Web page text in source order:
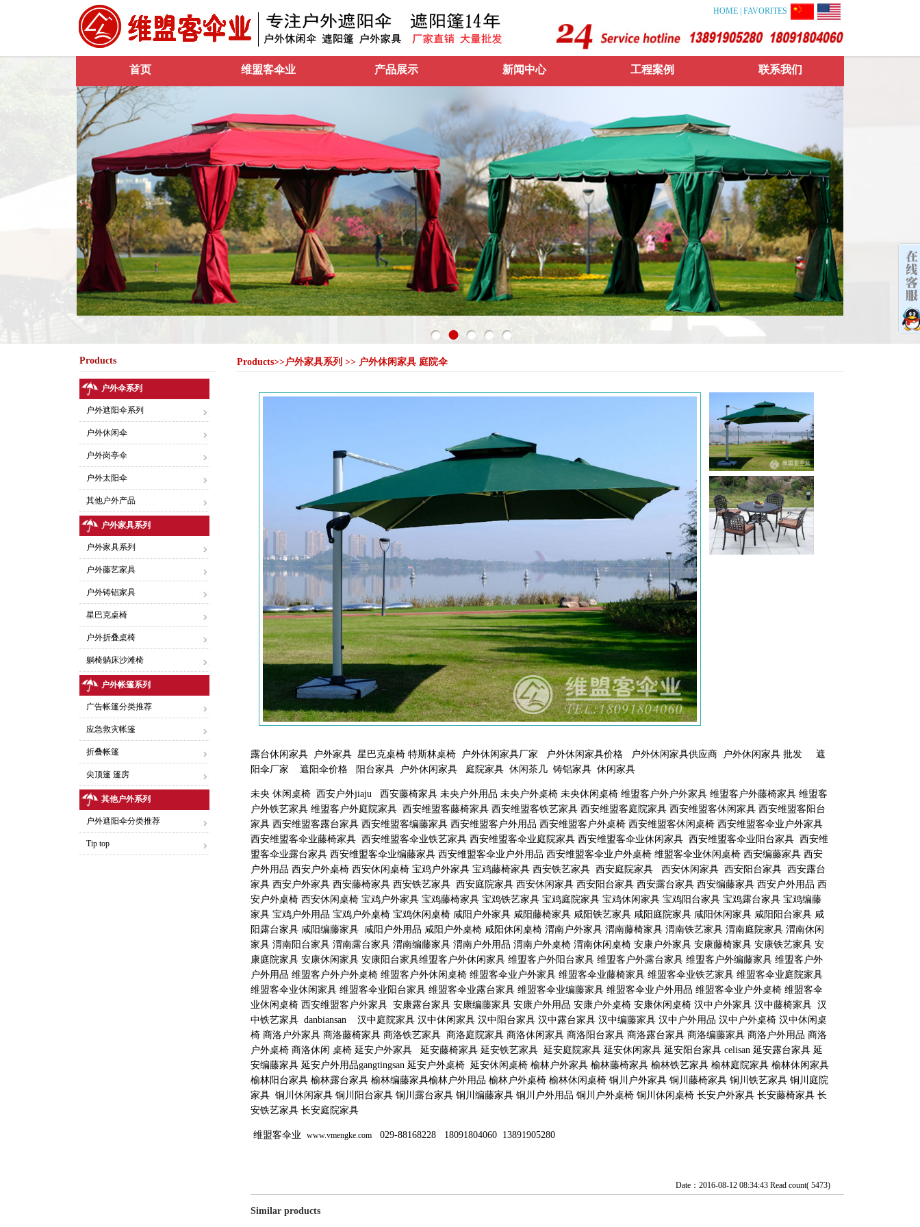
HOME FAVORITES
首页 维盟客伞业 产品展示 新闻中心 工程案例 联系我们
Products
户外伞系列
户外遮阳伞系列
户外休闲伞
户外岗亭伞
户外太阳伞
其他户外产品
户外家具系列
户外家具系列
户外藤艺家具
户外铸铝家具
星巴克桌椅
户外折叠桌椅
躺椅躺床沙滩椅
户外帐篷系列
广告帐篷分类推荐
应急救灾帐篷
折叠帐篷
尖顶篷 篷房
其他户外系列
户外遮阳伞分类推荐
Tip top
Products>>户外家具系列 >> 户外休闲家具 庭院伞
露台休闲家具 户外家具 星巴克桌椅 特斯林桌椅 户外休闲家具厂家 户外休闲家具价格 户外休闲家具供应商 户外休闲家具 批发 遮
阳伞厂家 遮阳伞价格 阳台家具 户外休闲家具 庭院家具 休闲茶几 铸铝家具 休闲家具
未央 休闲桌椅 西安户外jiaju 西安藤椅家具 未央户外用品 未央户外桌椅 未央休闲桌椅 维盟客户外户外家具 维盟客户外藤椅家具 维盟客
户外铁艺家具 维盟客户外庭院家具 西安维盟客藤椅家具 西安维盟客铁艺家具 西安维盟客庭院家具 西安维盟客休闲家具 西安维盟客阳台
家具 西安维盟客露台家具 西安维盟客编藤家具 西安维盟客户外用品 西安维盟客户外桌椅 西安维盟客休闲桌椅 西安维盟客伞业户外家具
西安维盟客伞业藤椅家具 西安维盟客伞业铁艺家具 西安维盟客伞业庭院家具 西安维盟客伞业休闲家具 西安维盟客伞业阳台家具 西安维
盟客伞业露台家具 西安维盟客伞业编藤家具 西安维盟客伞业户外用品 西安维盟客伞业户外桌椅 维盟客伞业休闲桌椅 西安编藤家具 西安
户外用品 西安户外桌椅 西安休闲桌椅 宝鸡户外家具 宝鸡藤椅家具 西安铁艺家具 西安庭院家具 西安休闲家具 西安阳台家具 西安露台
家具 西安户外家具 西安藤椅家具 西安铁艺家具 西安庭院家具 西安休闲家具 西安阳台家具 西安露台家具 西安编藤家具 西安户外用品 西
安户外桌椅 西安休闲桌椅 宝鸡户外家具 宝鸡藤椅家具 宝鸡铁艺家具 宝鸡庭院家具 宝鸡休闲家具 宝鸡阳台家具 宝鸡露台家具 宝鸡编藤
家具 宝鸡户外用品 宝鸡户外桌椅 宝鸡休闲桌椅 咸阳户外家具 咸阳藤椅家具 咸阳铁艺家具 咸阳庭院家具 咸阳休闲家具 咸阳阳台家具 咸
阳露台家具 咸阳编藤家具 咸阳户外用品 咸阳户外桌椅 咸阳休闲桌椅 渭南户外家具 渭南藤椅家具 渭南铁艺家具 渭南庭院家具 渭南休闲
家具 渭南阳台家具 渭南露台家具 渭南编藤家具 渭南户外用品 渭南户外桌椅 渭南休闲桌椅 安康户外家具 安康藤椅家具 安康铁艺家具 安
康庭院家具 安康休闲家具 安康阳台家具维盟客户外休闲家具 维盟客户外阳台家具 维盟客户外露台家具 维盟客户外编藤家具 维盟客户外
户外用品 维盟客户外户外桌椅 维盟客户外休闲桌椅 维盟客伞业户外家具 维盟客伞业藤椅家具 维盟客伞业铁艺家具 维盟客伞业庭院家具
维盟客伞业休闲家具 维盟客伞业阳台家具 维盟客伞业露台家具 维盟客伞业编藤家具 维盟客伞业户外用品 维盟客伞业户外桌椅 维盟客伞
业休闲桌椅 西安维盟客户外家具 安康露台家具 安康编藤家具 安康户外用品 安康户外桌椅 安康休闲桌椅 汉中户外家具 汉中藤椅家具 汉
中铁艺家具 danbiansan 汉中庭院家具 汉中休闲家具 汉中阳台家具 汉中露台家具 汉中编藤家具 汉中户外用品 汉中户外桌椅 汉中休闲桌
椅 商洛户外家具 商洛藤椅家具 商洛铁艺家具 商洛庭院家具 商洛休闲家具 商洛阳台家具 商洛露台家具 商洛编藤家具 商洛户外用品 商洛
户外桌椅 商洛休闲 桌椅 延安户外家具 延安藤椅家具 延安铁艺家具 延安庭院家具 延安休闲家具 延安阳台家具 celisan 延安露台家具 延
安编藤家具 延安户外用品gangtingsan 延安户外桌椅 延安休闲桌椅 榆林户外家具 榆林藤椅家具 榆林铁艺家具 榆林庭院家具 榆林休闲家具
榆林阳台家具 榆林露台家具 榆林编藤家具榆林户外用品 榆林户外桌椅 榆林休闲桌椅 铜川户外家具 铜川藤椅家具 铜川铁艺家具 铜川庭院
家具 铜川休闲家具 铜川阳台家具 铜川露台家具 铜川编藤家具 铜川户外用品 铜川户外桌椅 铜川休闲桌椅 长安户外家具 长安藤椅家具 长
安铁艺家具 长安庭院家具
维盟客伞业 www.vmengke.com 029-88168228 18091804060 13891905280
Date：2016-08-12 08:34:43 Read count( 5473)
Similar products